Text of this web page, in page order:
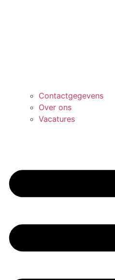
Contactgegevens
Over ons
Vacatures